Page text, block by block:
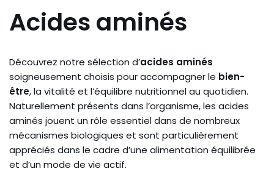
Acides aminés
Découvrez notre sélection d’acides aminés
soigneusement choisis pour accompagner le bien-
être, la vitalité et l’équilibre nutritionnel au quotidien.
Naturellement présents dans l’organisme, les acides
aminés jouent un rôle essentiel dans de nombreux
mécanismes biologiques et sont particulièrement
appréciés dans le cadre d’une alimentation équilibrée
et d’un mode de vie actif.